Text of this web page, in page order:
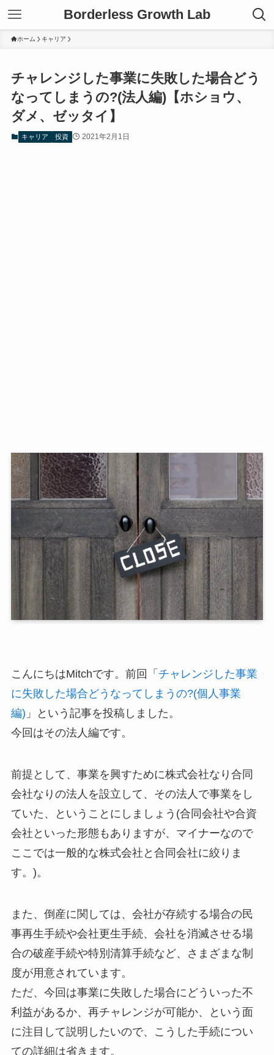
Borderless Growth Lab
ホーム キャリア
チャレンジした事業に失敗した場合どう
なってしまうの?(法人編)【ホショウ、
ダメ、ゼッタイ】
キャリア 投資 2021年2月1日
こんにちはMitchです。前回「 チャレンジした事業
に失敗した場合どうなってしまうの?(個人事業
編) 」という記事を投稿しました。
今回はその法人編です。
前提として、事業を興すために株式会社なり合同
会社なりの法人を設立して、その法人で事業をし
ていた、ということにしましょう(合同会社や合資
会社といった形態もありますが、マイナーなので
ここでは一般的な株式会社と合同会社に絞りま
す。)。
また、倒産に関しては、会社が存続する場合の民
事再生手続や会社更生手続、会社を消滅させる場
合の破産手続や特別清算手続など、さまざまな制
度が用意されています。
ただ、今回は事業に失敗した場合にどういった不
利益があるか、再チャレンジが可能か、という面
に注目して説明したいので、こうした手続につい
ての詳細は省きます。